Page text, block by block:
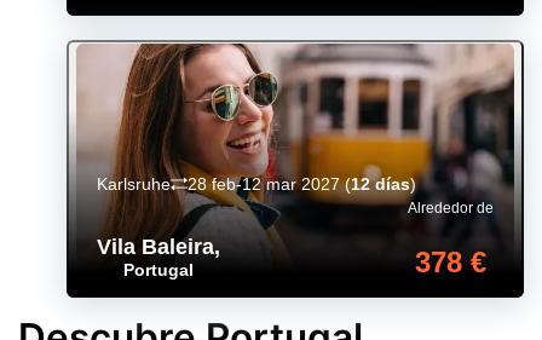
Vila Baleira,
Portugal
Alrededor de
378 €
Karlsruhe 28 feb-12 mar 2027(12 días)